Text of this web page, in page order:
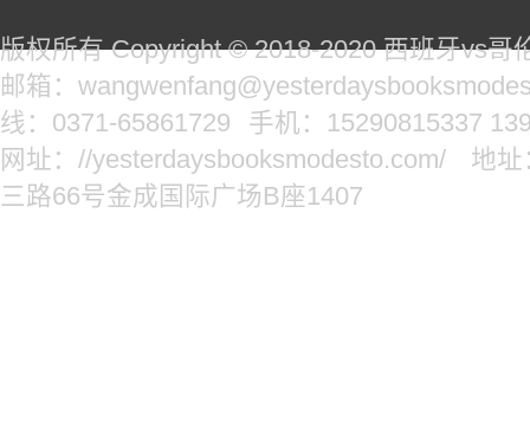
版权所有 Copyright © 2018-2020 西班牙vs哥
邮箱：
线：0371-65861729
手机：15290815337
网址：//yesterdaysbooksmodesto.com/
地址
三路66号金成国际广场B座1407